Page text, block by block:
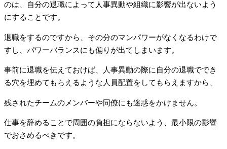
のは、自分の退職によって人事異動や組織に影響が出ないよう
にすることです。
退職をするのですから、その分のマンパワーがなくなるわけで
すし、パワーバランスにも偏りが出てしまいます。
事前に退職を伝えておけば、人事異動の際に自分の退職ででき
る穴を埋めてもらえるような人員配置をしてもらえますから、
残されたチームのメンバーや同僚にも迷惑をかけません。
仕事を辞めることで周囲の負担にならないよう、最小限の影響
でおさめるべきです。